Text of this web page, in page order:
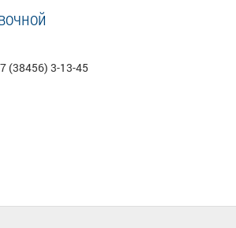
(38456) 3-13-45